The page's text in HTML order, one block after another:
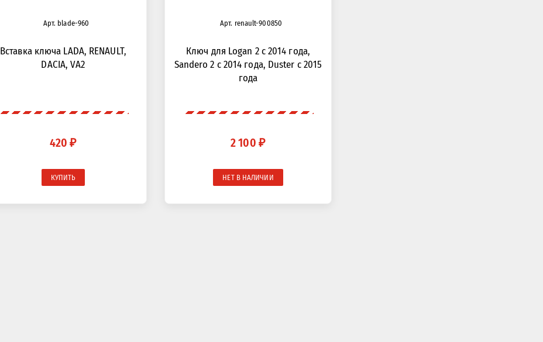
Арт. blade-960
Вставка ключа LADA, RENAULT,
DACIA, VA2
420 ₽
КУПИТЬ
Арт. renault-900850
Ключ для Logan 2 с 2014 года,
Sandero 2 с 2014 года, Duster с 2015
года
2 100 ₽
НЕТ В НАЛИЧИИ